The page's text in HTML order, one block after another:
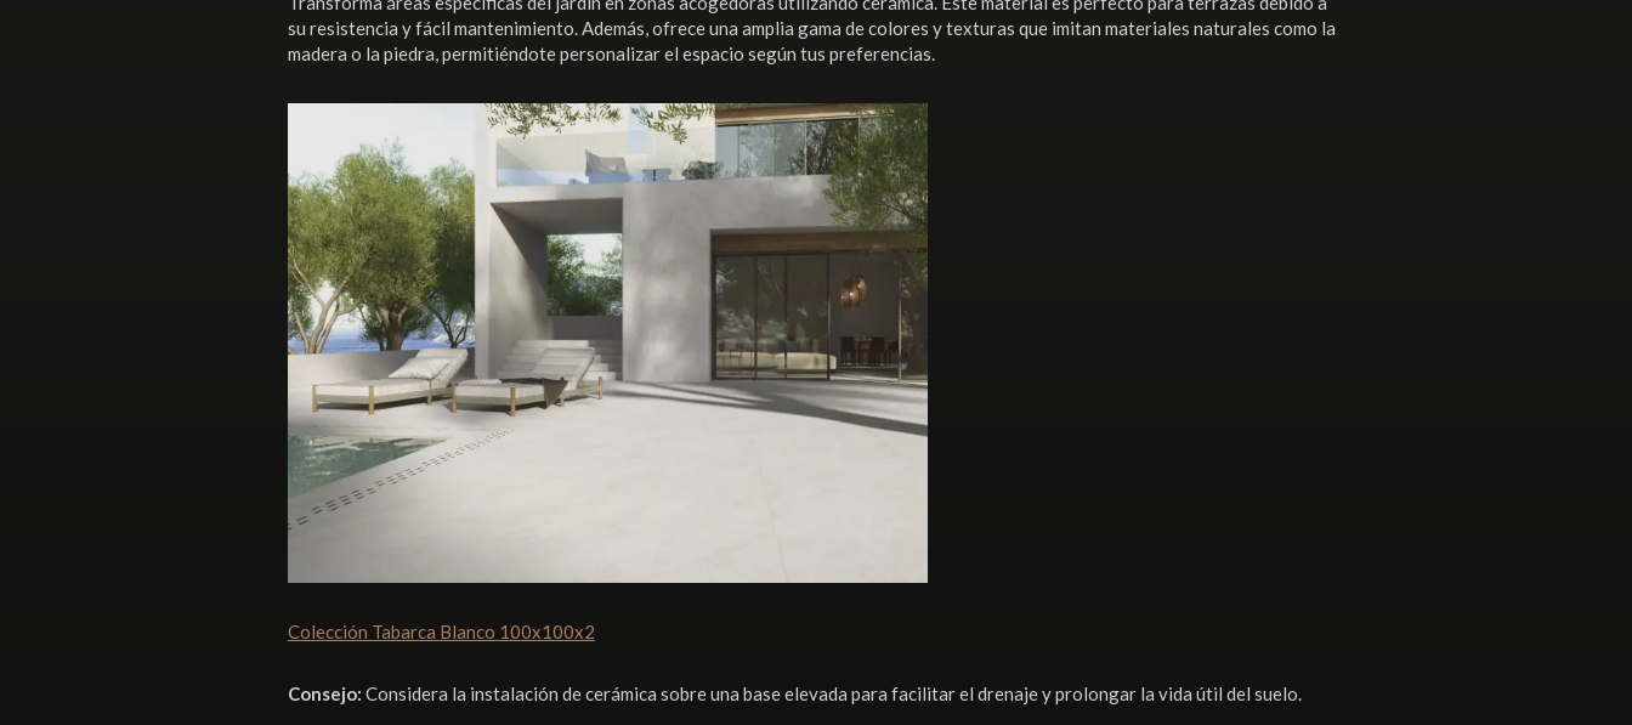
su resistencia y fácil mantenimiento. Además, ofrece una amplia gama de colores y texturas que imitan materiales naturales como la
madera o la piedra, permitiéndote personalizar el espacio según tus preferencias.
Colección Tabarca Blanco 100x100x2
Consejo: Considera la instalación de cerámica sobre una base elevada para facilitar el drenaje y prolongar la vida útil del suelo.